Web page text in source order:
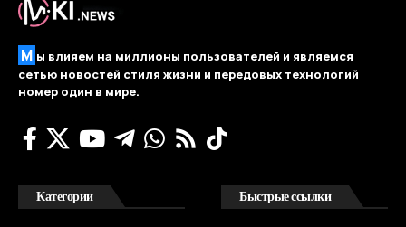
М ы влияем на миллионы пользователей и являемся
сетью новостей стиля жизни и передовых технологий
номер один в мире.
Категории Быстрые ссылки